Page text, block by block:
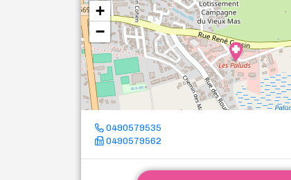
+
−
0490579535
0490579562